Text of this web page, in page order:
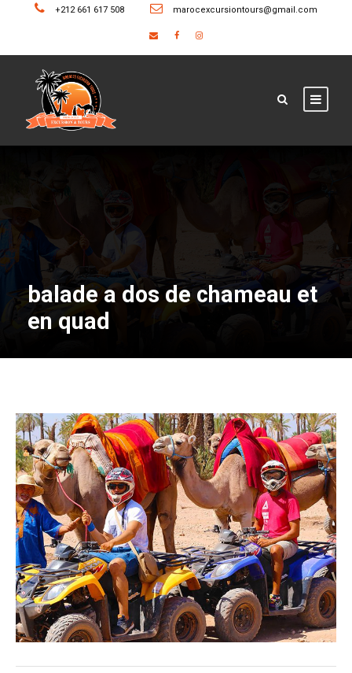
+212 661 617 508 marocexcursiontours@gmail.com
balade a dos de chameau et
en quad